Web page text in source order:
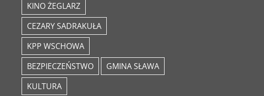
KINO ŻEGLARZ
CEZARY SADRAKUŁA
KPP WSCHOWA
BEZPIECZEŃSTWO
GMINA SŁAWA
KULTURA